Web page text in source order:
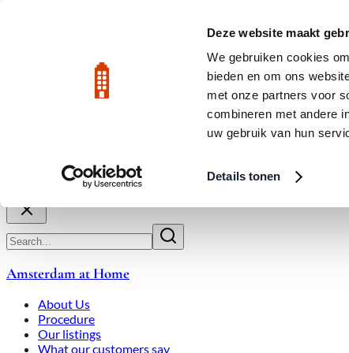
Deze website maakt
We gebruiken cookies
bieden en om ons
met onze partners voor
combineren met andere
uw gebruik van hun
Details tonen
Amsterdam at Home
About Us
Procedure
Our listings
What our customers say